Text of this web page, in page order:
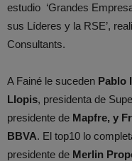
estudio ‘Grandes
sus Líderes y la RSE’,
Consultants.
A Fainé le suceden Pablo
Llopis, presidenta de
presidente de Mapfre, y
BBVA. El top10 lo
presidente de Merlin